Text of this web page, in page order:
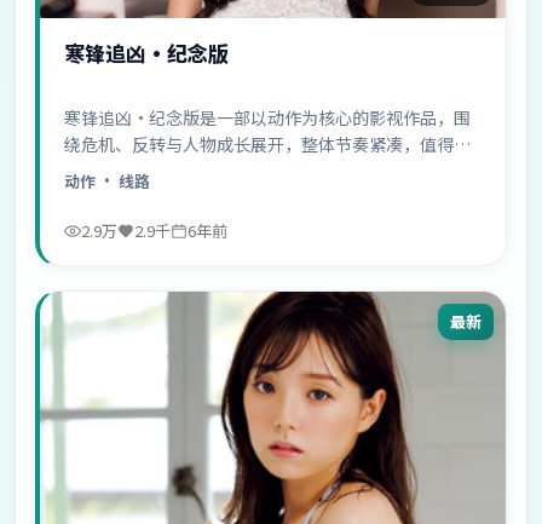
寒锋追凶·纪念版
寒锋追凶·纪念版是一部以动作为核心的影视作品，围
绕危机、反转与人物成长展开，整体节奏紧凑，值得推
荐观看。
动作 · 线路
2.9万 2.9千 6年前
最新